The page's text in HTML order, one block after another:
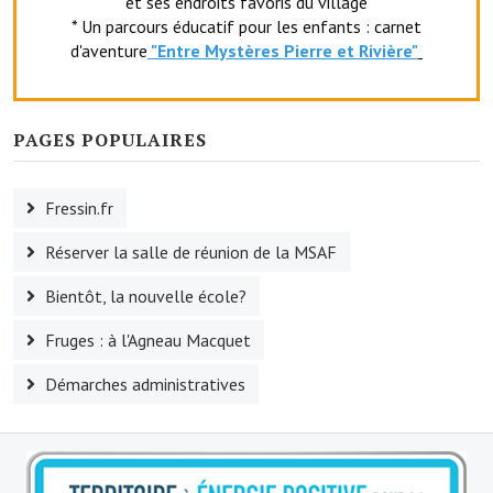
Le foyer rural
L'association Avotra-France
Le foyer de la Planquette
L'association des anciens combattants
L'association des anciens sapeurs-pompiers volontaires
Village sportif
L'US Crequy Fressin
La société de chasse
* Un parcours éducatif pour les enfants : carnet
d'aventure "Entre Mystères Pierre et Rivière"
PAGES POPULAIRES
Fressin.fr
Réserver la salle de réunion de la MSAF
Bientôt, la nouvelle école?
Fruges : à l'Agneau Macquet
Démarches administratives